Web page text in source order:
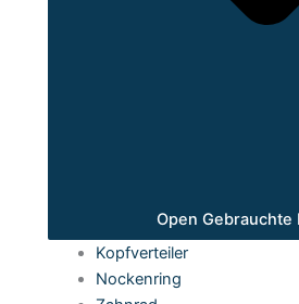
Open Gebrauchte
Kopfverteiler
Nockenring